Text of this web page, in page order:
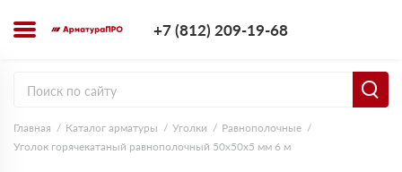
+7 (812) 209-19-68
Главная Каталог арматуры Уголки
Равнополочные
Уголок горячекатаный равнополочный 50х50х5 мм 6 м